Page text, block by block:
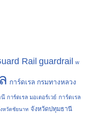
Rail guardrail w
การ์ดเรล กรมทางหลวง
นี การ์ดเรล มอเตอร์เวย์ การ์ดเรล
หวัดชัยนาท จังหวัดปทุมธานี